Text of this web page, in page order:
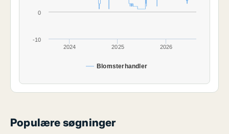
Blomsterhandler
2024 2025 2026
-10
0
Populære søgninger